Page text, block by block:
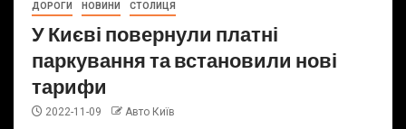
ДОРОГИ НОВИНИ СТОЛИЦЯ
У Києві повернули платні
паркування та встановили нові
тарифи
2022-11-09 Авто Київ